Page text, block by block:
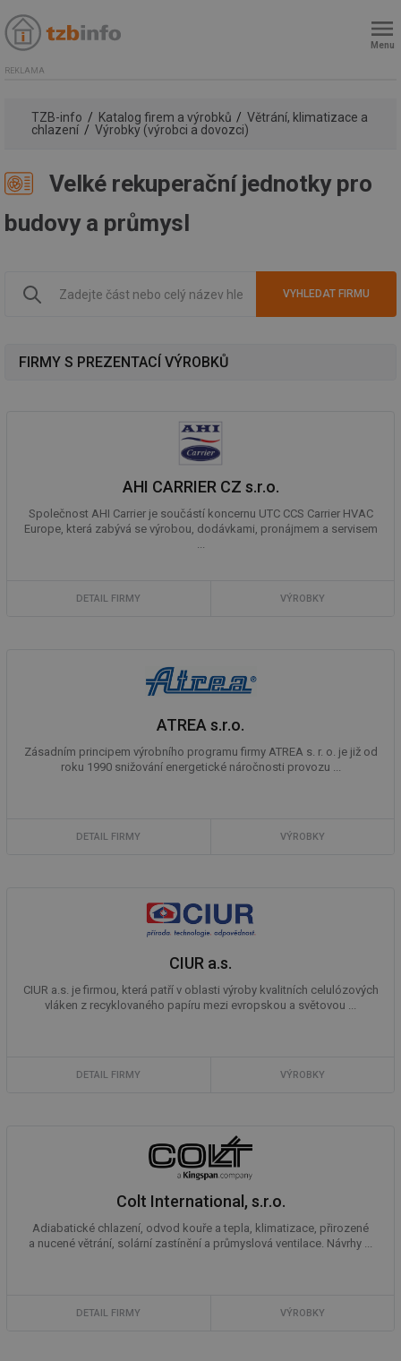
Menu
REKLAMA
TZB-info Katalog firem a výrobků
Větrání, klimatizace a
chlazení
Výrobky (výrobci a dovozci)
Velké rekuperační jednotky pro
budovy a průmysl
FIRMY S PREZENTACÍ VÝROBKŮ
AHI CARRIER CZ s.r.o.
Společnost AHI Carrier je součástí koncernu UTC CCS Carrier HVAC
Europe, která zabývá se výrobou, dodávkami, pronájmem a servisem
DETAIL FIRMY VÝROBKY
ATREA s.r.o.
Zásadním principem výrobního programu firmy ATREA s. r. o. je již od
roku 1990 snižování energetické náročnosti provozu ...
DETAIL FIRMY VÝROBKY
CIUR a.s.
CIUR a.s. je firmou, která patří v oblasti výroby kvalitních celulózových
vláken z recyklovaného papíru mezi evropskou a světovou ...
DETAIL FIRMY VÝROBKY
Colt International, s.r.o.
Adiabatické chlazení, odvod kouře a tepla, klimatizace, přirozené
a nucené větrání, solární zastínění a průmyslová ventilace. Návrhy ...
DETAIL FIRMY VÝROBKY